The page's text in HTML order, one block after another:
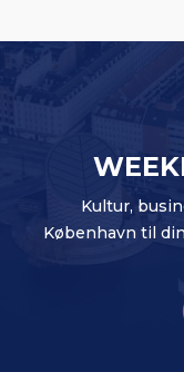
Kultur,
København til